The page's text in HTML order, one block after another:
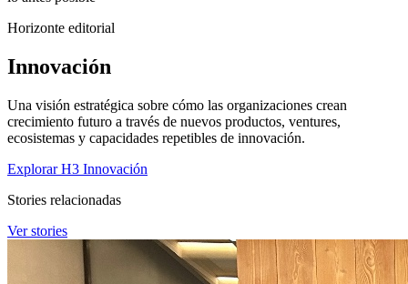
Horizonte editorial
Innovación
Una visión estratégica sobre cómo las organizaciones crean
crecimiento futuro a través de nuevos productos, ventures,
ecosistemas y capacidades repetibles de innovación.
Explorar H3 Innovación
Stories relacionadas
Ver stories